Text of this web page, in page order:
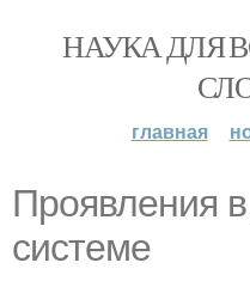
НАУКА ДЛЯ
главная
Проявления
системе